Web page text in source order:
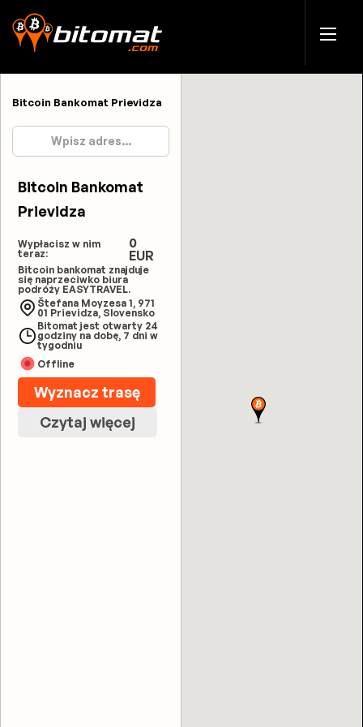
Bitcoin Bankomat Prievidza
Bitcoin Bankomat
Prievidza
Wypłacisz w nim
teraz:
0
EUR
Bitcoin bankomat znajduje
się naprzeciwko biura
podróży EASYTRAVEL.
Štefana Moyzesa 1, 971
01 Prievidza, Slovensko
Bitomat jest otwarty 24
godziny na dobę, 7 dni w
tygodniu
Offline
Wyznacz trasę
Czytaj więcej